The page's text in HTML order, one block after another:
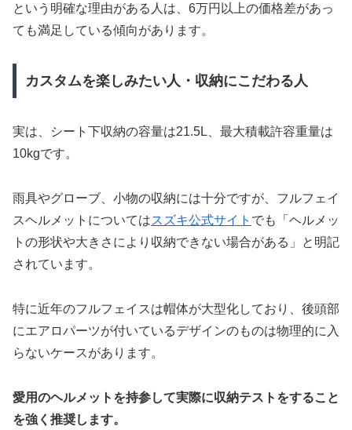
という明確な理由がある人は、6万円以上の価格差があっ
ても満足している傾向があります。
カスタムを楽しみたい人・収納にこだわる人
実は、シート下収納の容量は21.5L、最大積載許容重量は
10kgです。
雨具やグローブ、小物の収納には十分ですが、フルフェイ
スヘルメットについてはスズキ公式サイト でも「ヘルメッ
トの形状や大きさにより収納できない場合がある」と明記
されています。
特に近年のフルフェイスは帽体が大型化しており、後頭部
にエアロパーツが付いているデザインのものは物理的に入
らないケースがあります。
愛用のヘルメットを持参して実際に収納テストをすること
を強く推奨します。